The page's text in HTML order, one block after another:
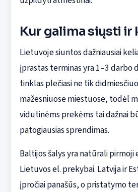
Kur galima siųsti ir
Lietuvoje siuntos dažniausiai
įprastas terminas yra 1–3 darbo
tinklas plečiasi ne tik
mažesniuose miestuose, todėl
vidutinėms prekėms tai dažnai
patogiausias sprendimas.
Baltijos šalys yra natūrali
Lietuvos el. prekybai. Latvija ir
įpročiai panašūs, o pristatymo